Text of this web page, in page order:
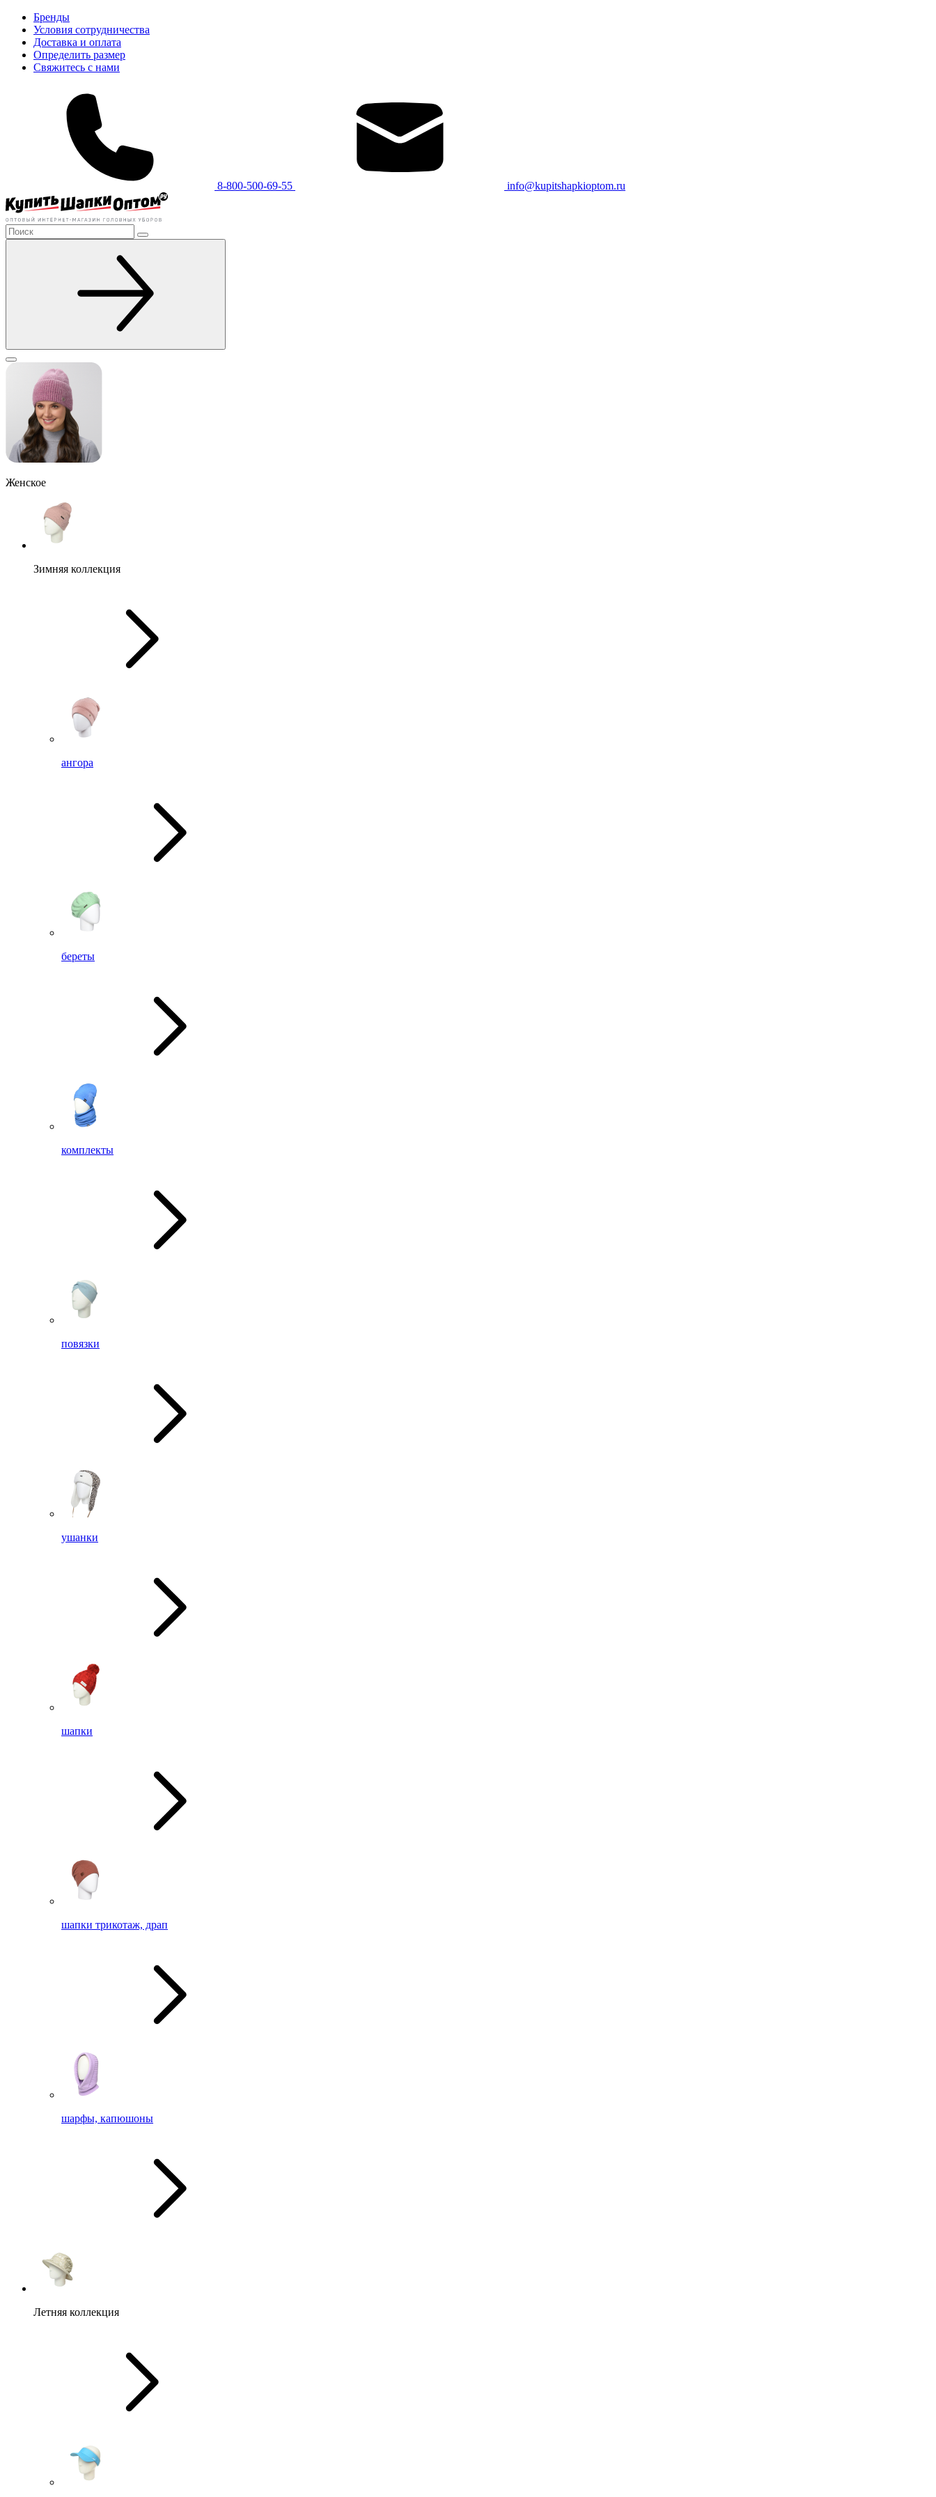
Бренды
Условия сотрудничества
Доставка и оплата
Определить размер
Свяжитесь с нами
8-800-500-69-55 info@kupitshapkioptom.ru
Женское
Зимняя коллекция
ангора
береты
комплекты
повязки
ушанки
шапки
шапки трикотаж, драп
шарфы, капюшоны
Летняя коллекция